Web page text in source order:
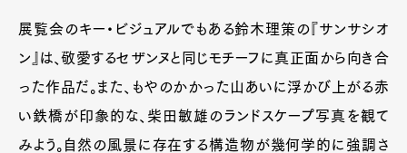
展覧会のキー・ビジュアルでもある鈴木理策の『サンサシオ
ン』は、敬愛するセザンヌと同じモチーフに真正面から向き合
った作品だ。また、もやのかかった山あいに浮かび上がる赤
い鉄橋が印象的な、柴田敏雄のランドスケープ写真を観て
みよう。自然の風景に存在する構造物が幾何学的に強調さ